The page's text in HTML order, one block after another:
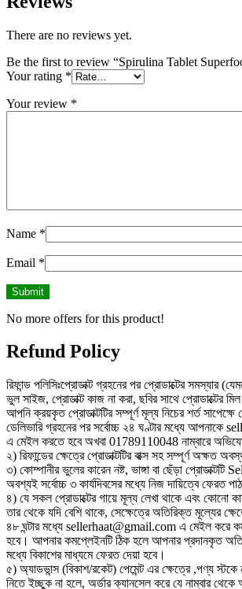
There are no reviews yet.
Be the first to review “Spirulina Tablet
Your rating *
Your review *
Name *
Email *
No more offers for this product!
Refund Policy
রিফান্ড পলিসিঃপ্রোডাক্ট গ্রহনের পর প্রোডাক্টের সমস্যার
ভুল সাইজ, প্রোডাক্ট কাজ না করা, ছবির সাথে প্রোডাক্টের
আপনি ক্রয়কৃত প্রোডাক্টটির সম্পূর্ণ মূল্য নিচের শর্ত
ডেলিভারি গ্রহনের পর সর্বোচ্চ ২৪ ঘণ্টার মধ্যে আপনাকে
এ মেইল করতে হবে অখবা 01789110048 নাম্বারে
২) রিফান্ডের ক্ষেত্রে প্রোডাক্টটির বাক্স সহ সম্পূর্ণ অক্ষত
৩) কোম্পানীর ভুলের কারেন নষ্ট, ভাঙ্গা বা ছেঁড়া
অবশ্যই সর্বোচ্চ ৩ কার্যদিবসের মধ্যে নিজ দায়িত্বে ফেরত
৪) যে সকল প্রোডাক্টের গায়ে মূল্য লেখা থাকে এবং কোনো
তার থেকে যদি বেশি থাকে, সেক্ষেত্রে অতিরিক্ত মূল্যের
৪৮ ঘন্টার মধ্যে sellerhaat@gmail.com এ মেইল করে
হবে। আপনার কমপ্লেইনটি ঠিক হলে আপনার প্রদানকৃত
মধ্যে বিকাশের মাধ্যমে ফেরত দেয়া হবে।
৫) অ্যাডভান্স (বিকাশ/রকেট) পেমেন্ট এর ক্ষেত্রে ,পণ্য
নিতে ইচ্ছুক না হলে, অর্ডার ক্যানসেল করে যে নাম্বার থেকে